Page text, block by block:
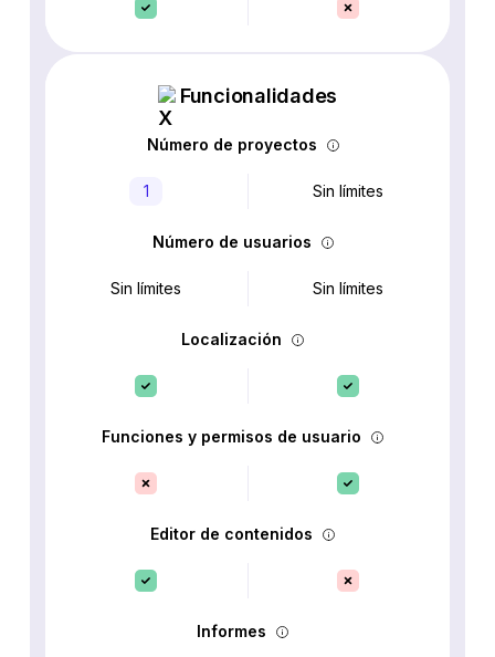
Funcionalidades
Número de proyectos
1 Sin límites
Número de usuarios
Sin límites Sin límites
Localización
Funciones y permisos de usuario
Editor de contenidos
Informes